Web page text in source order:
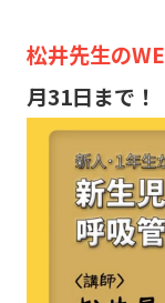
松井先生の
月31日まで！